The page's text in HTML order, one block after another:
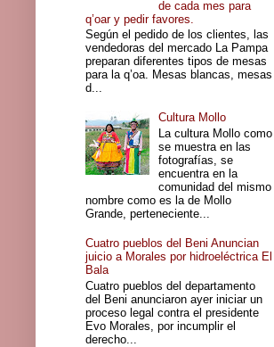
de cada mes para
q’oar y pedir favores.
Según el pedido de los clientes, las
vendedoras del mercado La Pampa
preparan diferentes tipos de mesas
para la q’oa. Mesas blancas, mesas
d...
Cultura Mollo
La cultura Mollo como
se muestra en las
fotografías, se
encuentra en la
comunidad del mismo
nombre como es la de Mollo
Grande, perteneciente...
Cuatro pueblos del Beni Anuncian
juicio a Morales por hidroeléctrica El
Bala
Cuatro pueblos del departamento
del Beni anunciaron ayer iniciar un
proceso legal contra el presidente
Evo Morales, por incumplir el
derecho...